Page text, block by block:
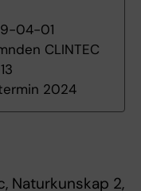
04-01
CLINTEC
2024
Naturkunskap 2,